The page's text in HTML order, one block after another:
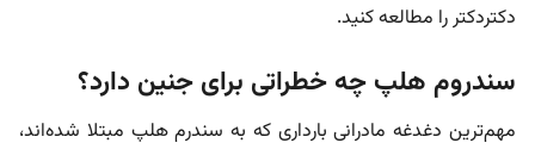
دکتردکتر را مطالعه کنید.
سندروم هلپ چه خطراتی برای جنین دارد؟
مهم‌ترین دغدغه مادرانی بارداری که به سندرم هلپ مبتلا شده‌اند،